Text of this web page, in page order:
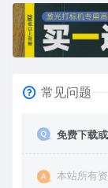
常见问题
免费下载
本站所有